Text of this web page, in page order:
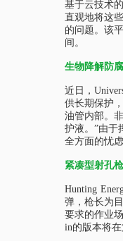
基于云技术
直观地将这
的问题。该
间。
生物降解防
近日，
供长期保护
油管内部。
护液。”由于
全方面的忧
紧凑型射孔
Hunting
弹，枪长为
要求的作业
in的版本将在